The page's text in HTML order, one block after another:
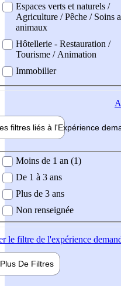
Espaces verts et naturels /
Agriculture / Pêche / Soins
animaux
Hôtellerie - Restauration /
Tourisme / Animation
Immobilier
filtres liés à l'Expérience
demandée
Moins de 1 an (1)
De 1 à 3 ans
Plus de 3 ans
Non renseignée
le filtre de l'expérience
Plus De Filtres